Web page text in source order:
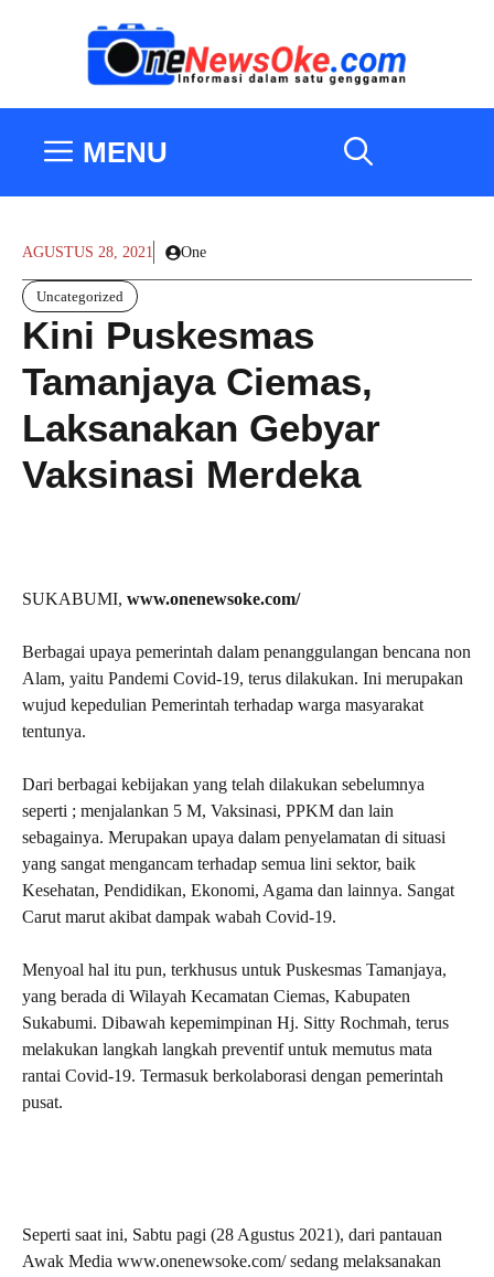
MENU
AGUSTUS 28, 2021 One
Uncategorized
Kini Puskesmas
Tamanjaya Ciemas,
Laksanakan Gebyar
Vaksinasi Merdeka
SUKABUMI, www.onenewsoke.com/
Berbagai upaya pemerintah dalam penanggulangan bencana non
Alam, yaitu Pandemi Covid-19, terus dilakukan. Ini merupakan
wujud kepedulian Pemerintah terhadap warga masyarakat
tentunya.
Dari berbagai kebijakan yang telah dilakukan sebelumnya
seperti ; menjalankan 5 M, Vaksinasi, PPKM dan lain
sebagainya. Merupakan upaya dalam penyelamatan di situasi
yang sangat mengancam terhadap semua lini sektor, baik
Kesehatan, Pendidikan, Ekonomi, Agama dan lainnya. Sangat
Carut marut akibat dampak wabah Covid-19.
Menyoal hal itu pun, terkhusus untuk Puskesmas Tamanjaya,
yang berada di Wilayah Kecamatan Ciemas, Kabupaten
Sukabumi. Dibawah kepemimpinan Hj. Sitty Rochmah, terus
melakukan langkah langkah preventif untuk memutus mata
rantai Covid-19. Termasuk berkolaborasi dengan pemerintah
pusat.
Seperti saat ini, Sabtu pagi (28 Agustus 2021), dari pantauan
Awak Media www.onenewsoke.com/ sedang melaksanakan